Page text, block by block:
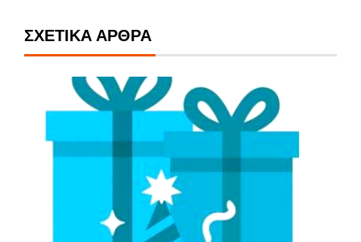
ΣΧΕΤΙΚΆ ΆΡΘΡΑ